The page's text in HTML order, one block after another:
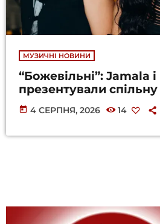
МУЗИЧНІ НОВИНИ
“Божевільні”: Jamala
презентували
today 4 СЕРПНЯ, 2026 14